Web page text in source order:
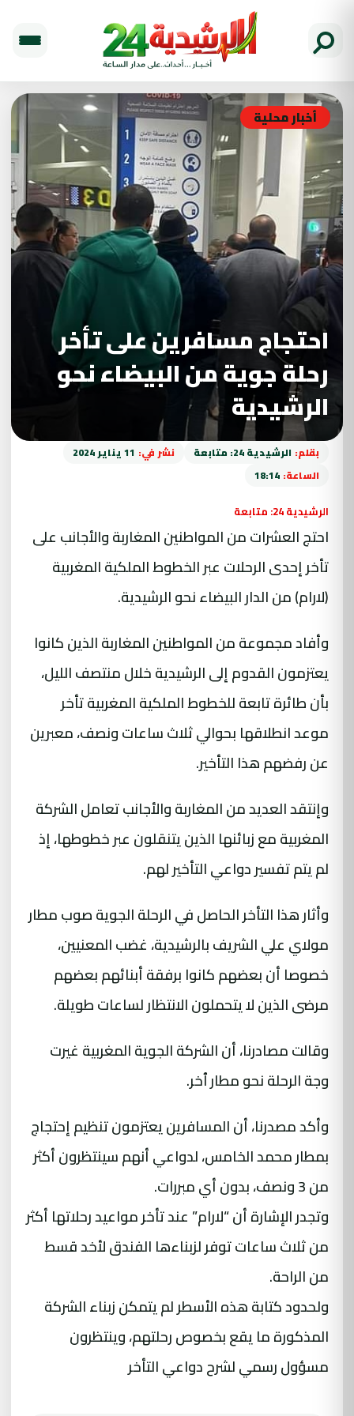
أخبار محلية
احتجاج مسافرين على تأخر
رحلة جوية من البيضاء نحو
الرشيدية
بقلم: الرشيدية 24: متابعة نشر في: 11 يناير 2024
الساعة: 18:14
الرشيدية 24: متابعة
احتج العشرات من المواطنين المغاربة والأجانب على
تأخر إحدى الرحلات عبر الخطوط الملكية المغربية
(لارام) من الدار البيضاء نحو الرشيدية.
وأفاد مجموعة من المواطنين المغاربة الذين كانوا
يعتزمون القدوم إلى الرشيدية خلال منتصف الليل،
بأن طائرة تابعة للخطوط الملكية المغربية تأخر
موعد انطلاقها بحوالي ثلاث ساعات ونصف، معبرين
عن رفضهم هذا التأخير.
وإنتقد العديد من المغاربة والأجانب تعامل الشركة
المغربية مع زبائنها الذين يتنقلون عبر خطوطها، إذ
لم يتم تفسير دواعي التأخير لهم.
وأثار هذا التأخر الحاصل في الرحلة الجوية صوب مطار
مولاي علي الشريف بالرشيدية، غضب المعنيين،
خصوصا أن بعضهم كانوا برفقة أبنائهم بعضهم
مرضى الذين لا يتحملون الانتظار لساعات طويلة.
وقالت مصادرنا، أن الشركة الجوية المغربية غيرت
وجة الرحلة نحو مطار ٱخر.
وأكد مصدرنا، أن المسافرين يعتزمون تنظيم إحتجاج
بمطار محمد الخامس، لدواعي أنهم سينتظرون أكثر
من 3 ونصف، بدون أي مبررات.
وتجدر الإشارة أن “لارام” عند تأخر مواعيد رحلاتها أكثر
من ثلاث ساعات توفر لزبناءها الفندق لأخد قسط
من الراحة.
ولحدود كتابة هذه الأسطر لم يتمكن زبناء الشركة
المذكورة ما يقع بخصوص رحلتهم، وينتظرون
مسؤول رسمي لشرح دواعي التأخر